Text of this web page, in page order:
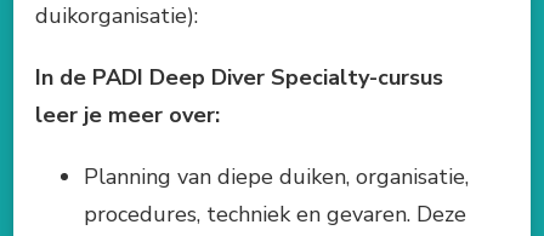
duikorganisatie):
In de PADI Deep Diver Specialty-cursus
leer je meer over:
Planning van diepe duiken, organisatie,
procedures, techniek en gevaren. Deze